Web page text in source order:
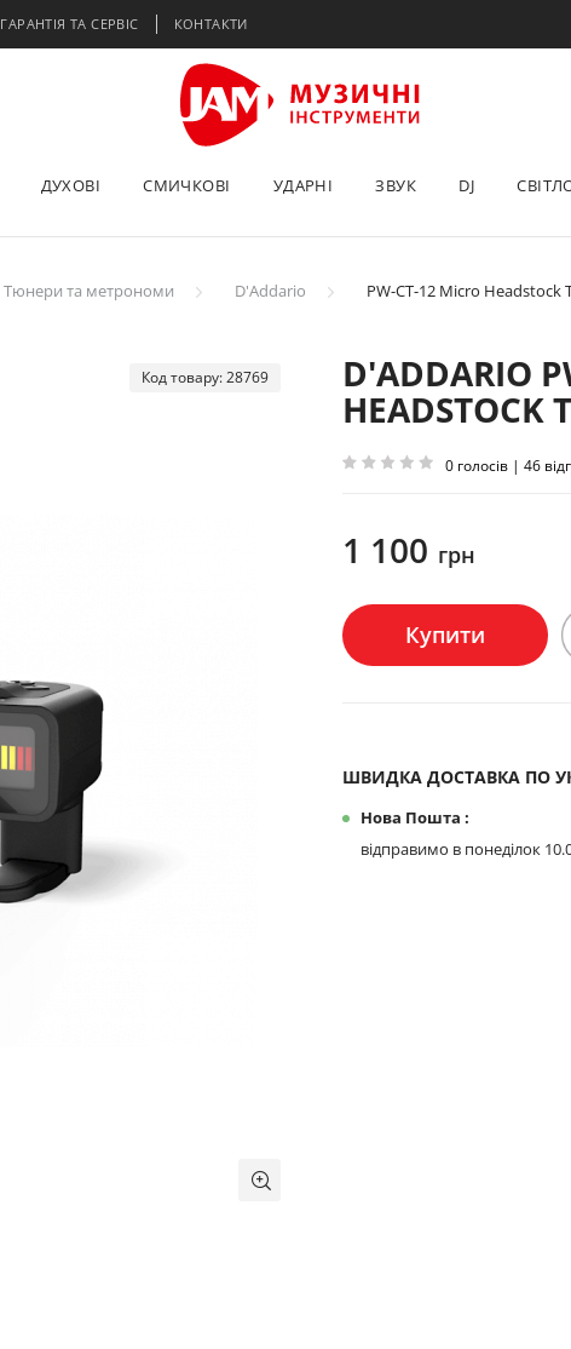
ГАРАНТІЯ ТА СЕРВІС КОНТАКТИ
ДУХОВІ СМИЧКОВІ УДАРНІ ЗВУК DJ
Тюнери та метрономи D'Addario PW-CT-12 Micro Headstock
Код товару: 28769 D'ADDARIO
HEADSTOCK
0 голосів | 46
1 100 грн
Купити
ШВИДКА ДОСТАВКА ПО
Нова Пошта :
відправимо в понеділок